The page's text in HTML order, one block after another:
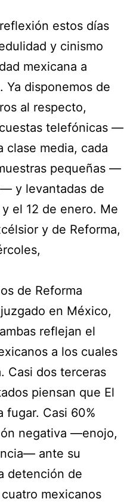
estos días
y cinismo
mexicana a
Ya disponemos de
al respecto,
telefónicas —
clase media, cada
pequeñas —
y levantadas de
el 12 de enero. Me
y de Reforma,
de Reforma
en México,
reflejan el
a los cuales
Casi dos terceras
piensan que El
fugar. Casi 60%
negativa —enojo,
ante su
detención de
mexicanos